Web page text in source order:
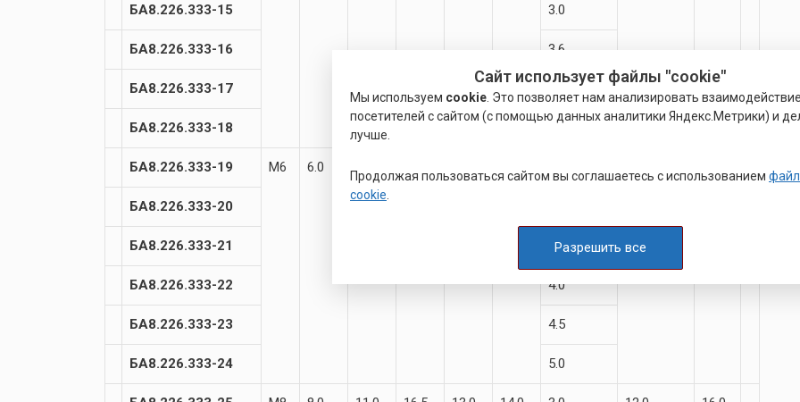
БА8.226.333-15 3.0
БА8.226.333-16 3.6
БА8.226.333-17
БА8.226.333-18 4.5
БА8.226.333-19 М6 6.0
БА8.226.333-20
БА8.226.333-21 3.6
БА8.226.333-22 4.0
БА8.226.333-23 4.5
БА8.226.333-24 5.0
Сайт использует файлы "cookie"
Мы используем cookie . Это позволяет нам анализировать взаимодействие
посетителей с сайтом (с помощью данных аналитики Яндекс.Метрики) и
лучше.
Продолжая пользоваться сайтом вы соглашаетесь с использованием
cookie
Разрешить все